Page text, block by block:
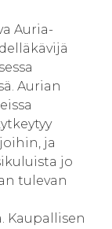
Auria-
Aurian
ja
jo
tulevan
Kaupallisen